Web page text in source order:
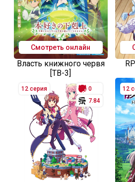
Смотреть онлайн
Власть книжного червя
[ТВ-3]
12 серия
0
7.84
12